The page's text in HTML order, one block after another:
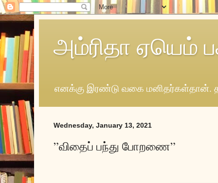
அம்ரிதா ஏயெம்
எனக்கு இரண்டு வகை மனிதர்கள்தான்.
Wednesday, January 13, 2021
”விதைப் பந்து போறணை”